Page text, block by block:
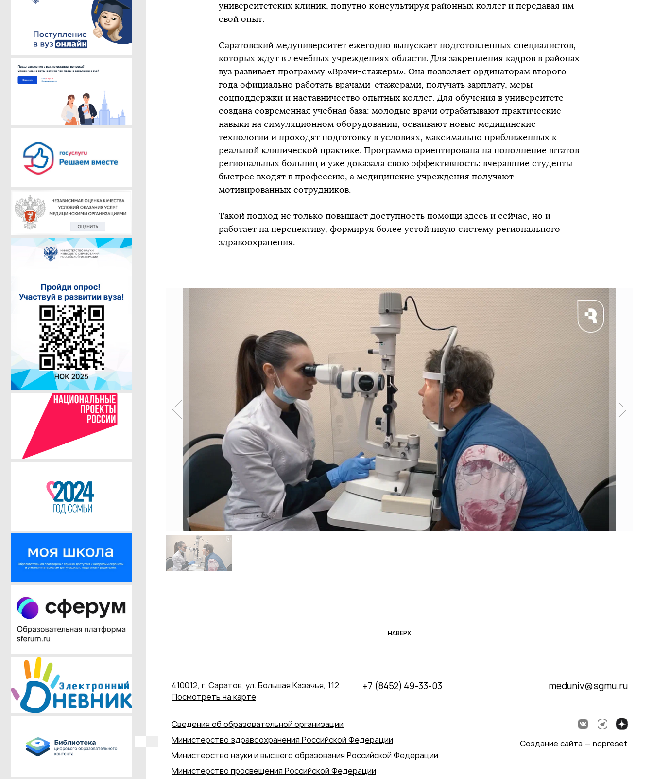
университетских клиник, попутно консультируя районных коллег и передавая им
свой опыт.
Саратовский медуниверситет ежегодно выпускает подготовленных специалистов,
которых ждут в лечебных учреждениях области. Для закрепления кадров в районах
вуз развивает программу «Врачи-стажеры». Она позволяет ординаторам второго
года официально работать врачами-стажерами, получать зарплату, меры
соцподдержки и наставничество опытных коллег. Для обучения в университете
создана современная учебная база: молодые врачи отрабатывают практические
навыки на симуляционном оборудовании, осваивают новые медицинские
технологии и проходят подготовку в условиях, максимально приближенных к
реальной клинической практике. Программа ориентирована на пополнение штатов
региональных больниц и уже доказала свою эффективность: вчерашние студенты
быстрее входят в профессию, а медицинские учреждения получают
мотивированных сотрудников.
Такой подход не только повышает доступность помощи здесь и сейчас, но и
работает на перспективу, формируя более устойчивую систему регионального
здравоохранения.
НАВЕРХ
410012, г. Саратов, ул. Большая Казачья, 112
Посмотреть на карте
+7 (8452) 49-33-03 meduniv@sgmu.ru
Сведения об образовательной организации
Министерство здравоохранения Российской Федерации
Министерство науки и высшего образования Российской Федерации
Министерство просвещения Российской Федерации
Создание сайта — nopreset